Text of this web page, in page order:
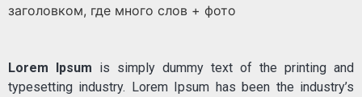
заголовком, где много слов + фото
Lorem Ipsum is simply dummy text of the printing and
typesetting industry. Lorem Ipsum has been the industry’s